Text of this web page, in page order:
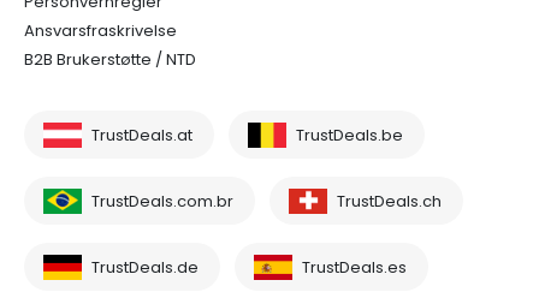
Ansvarsfraskrivelse
B2B Brukerstøtte / NTD
TrustDeals.at TrustDeals.be
TrustDeals.com.br TrustDeals.ch
TrustDeals.de TrustDeals.es